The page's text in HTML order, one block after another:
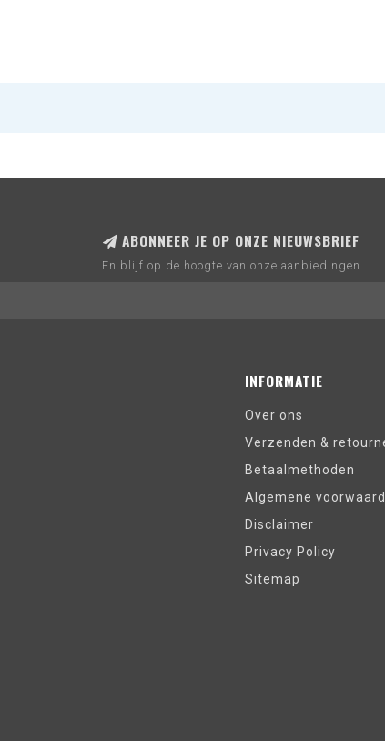
ABONNEER JE OP ONZE NIEUWSBRIEF
En blijf op de hoogte van onze aanbiedingen
INFORMATIE
Over ons
Verzenden &
Betaalmethoden
Algemene
Disclaimer
Privacy Policy
Sitemap